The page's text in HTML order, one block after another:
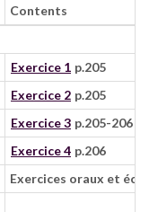
Contents
Exercice 1 p.205
Exercice 2 p.205
Exercice 3 p.205-206
Exercice 4 p.206
Exercices oraux et